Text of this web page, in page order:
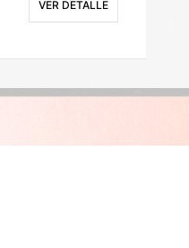
VER DETALLE